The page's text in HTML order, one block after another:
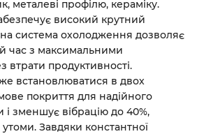
металеві профілю, кераміку.
високий крутний
система охолодження дозволяє
час з максимальними
продуктивності.
встановлюватися в двох
покриття для надійного
зменшує вібрацію до 40%,
Завдяки константної